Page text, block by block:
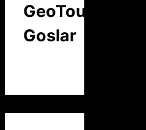
GeoTour
Goslar